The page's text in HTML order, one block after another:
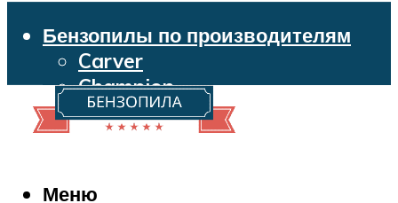
Бензопилы по производителям
Carver
Champion
Echo
Husqvarna
Makita
Меню